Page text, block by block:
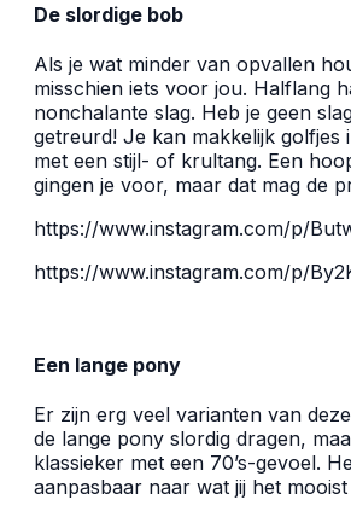
De slordige bob
Als je wat minder van opvallen
misschien iets voor jou. Halflang
nonchalante slag. Heb je geen
getreurd! Je kan makkelijk golfjes
met een stijl- of krultang. Een
gingen je voor, maar dat mag de
https://www.instagram.com/p/
https://www.instagram.com/p/
Een lange pony
Er zijn erg veel varianten van
de lange pony slordig dragen,
klassieker met een 70’s-gevoel.
aanpasbaar naar wat jij het